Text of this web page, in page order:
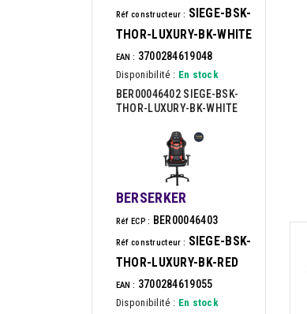
Réf constructeur : SIEGE-BSK-
THOR-LUXURY-BK-WHITE
EAN : 3700284619048
Disponibilité : En stock
BER00046402 SIEGE-BSK-
THOR-LUXURY-BK-WHITE
BERSERKER
Réf ECP : BER00046403
Réf constructeur : SIEGE-BSK-
THOR-LUXURY-BK-RED
EAN : 3700284619055
Disponibilité : En stock